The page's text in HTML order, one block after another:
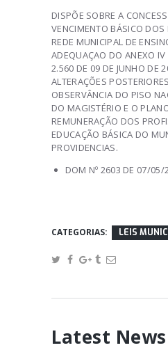
DISPÕE SOBRE A
VENCIMENTO BÁSICO DOS
REDE MUNICIPAL DE
ADEQUAÇAO DO ANEXO IV
2.560 DE 09 DE JUNHO DE
ALTERAÇÕES
OBSERVÂNCIA DO PISO
DO MAGISTÉRIO E O
REMUNERAÇÃO DOS
EDUCAÇÃO BÁSICA DO
PROVIDENCIAS.
DOM Nº 2603 DE 07/05/
CATEGORIAS: LEIS
Latest News